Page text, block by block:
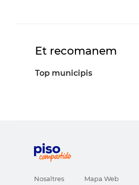
Et recomanem
Top municipis
Nosaltres Mapa Web